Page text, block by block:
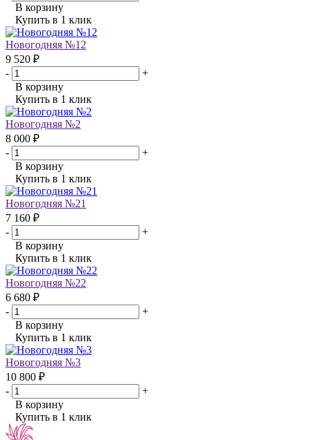
В корзину
Купить в 1 клик
Новогодняя №12
9 520 ₽
-
+
В корзину
Купить в 1 клик
Новогодняя №2
8 000 ₽
-
+
В корзину
Купить в 1 клик
Новогодняя №21
7 160 ₽
-
+
В корзину
Купить в 1 клик
Новогодняя №22
6 680 ₽
-
+
В корзину
Купить в 1 клик
Новогодняя №3
10 800 ₽
-
+
В корзину
Купить в 1 клик